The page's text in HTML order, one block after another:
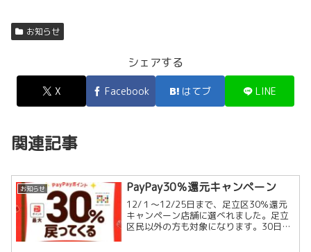
お知らせ
シェアする
X Facebook はてブ LINE
関連記事
お知らせ PayPay30％還元キャンペーン
12/１～12/25日まで、足立区30％還元
キャンペーン店舗に選べれました。足立
区民以外の方も対象になります。30日ま